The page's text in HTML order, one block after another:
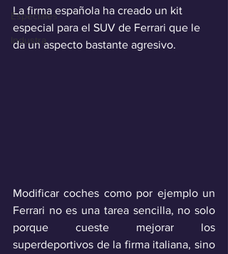
Especiales
Industra
La firma española ha creado un kit
especial para el SUV de Ferrari que le
da un aspecto bastante agresivo.
Modificar coches como por ejemplo un
Ferrari no es una tarea sencilla, no solo
porque cueste mejorar los
superdeportivos de la firma italiana, sino